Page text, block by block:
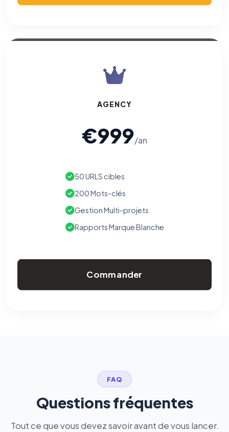
AGENCY
€999/an
50 URLS cibles
200 Mots-clés
Gestion Multi-projets
Rapports Marque Blanche
Commander
FAQ
Questions fréquentes
Tout ce que vous devez savoir avant de vous lancer.